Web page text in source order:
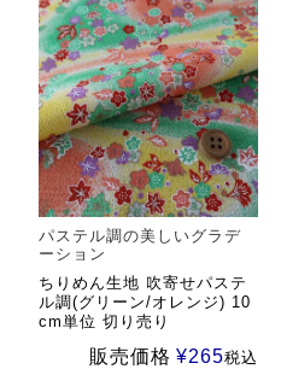
パステル調の美しいグラデ
ーション
ちりめん生地 吹寄せパステ
ル調(グリーン/オレンジ) 10
cm単位 切り売り
販売価格 ¥265税込